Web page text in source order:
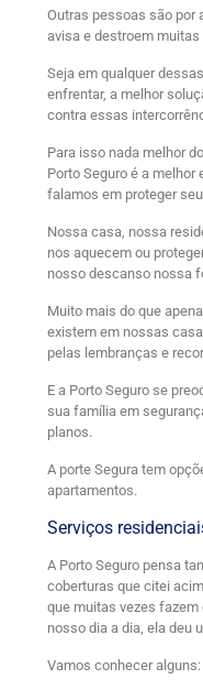
Outras pessoas são por
avisa e destroem
Seja em qualquer
enfrentar, a melhor
contra essas
Para isso nada melhor
Porto Seguro é a
falamos em proteger
Nossa casa, nossa
nos aquecem ou
nosso descanso nossa
Muito mais do que
existem em nossas
pelas lembranças e
E a Porto Seguro se
sua família em
planos.
A porte Segura tem
apartamentos.
Serviços
A Porto Seguro pensa
coberturas que citei
que muitas vezes
nosso dia a dia, ela deu
Vamos conhecer alguns: